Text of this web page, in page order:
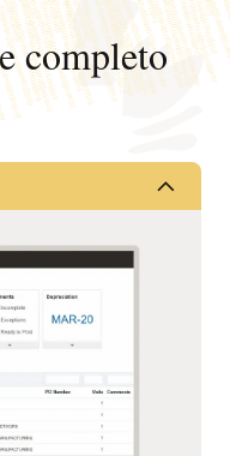
completo